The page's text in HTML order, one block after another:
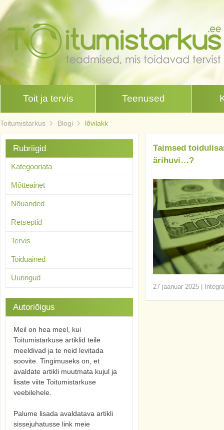
Toit ja tervis Teenused
Toitumistarkus Blogi lõvilakk
Taimsed
ärihuvi…?
27 jaanuar 2025
Rubriigid
Kategooriata
Mõtteainet
Nõuanded
Retseptid
Tervis
Toiduained
Uuringud
Autoriõigus
Meil on hea meel, kui
Toitumistarkuse artiklid teile
meeldivad ja te neid levitada
soovite. Tingimuseks on, et
avaldate artikli muutmata kujul ja
lisate viite Toitumistarkuse
veebilehele.
Palume lisada avaldatava artikli
sissejuhatusse link meie